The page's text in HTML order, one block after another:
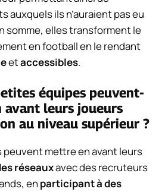
auxquels ils n’auraient pas eu
somme, elles transforment le
en football en le rendant
etaccessibles.
équipes peuvent-
avant leurs joueurs
au niveau supérieur ?
mettre en avant leurs
réseauxavec des recruteurs
en participant à des